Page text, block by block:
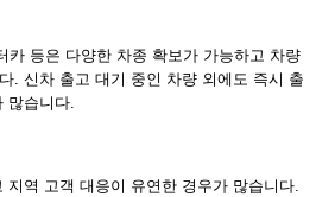
카 등은 다양한 차종 확보가 가능하고 차량
. 신차 출고 대기 중인 차량 외에도 즉시 출
많습니다.
지역 고객 대응이 유연한 경우가 많습니다.